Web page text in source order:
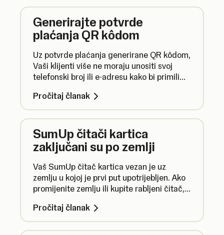
Generirajte potvrde
plaćanja QR kôdom
Uz potvrde plaćanja generirane QR kôdom,
Vaši klijenti više ne moraju unositi svoj
telefonski broj ili e-adresu kako bi primili
jednostavno skenirati QR kôd.
Pročitaj članak
SumUp čitači kartica
zaključani su po zemlji
Vaš SumUp čitač kartica vezan je uz
zemlju u kojoj je prvi put upotrijebljen. Ako
promijenite zemlju ili kupite rabljeni čitač,
računom.
Pročitaj članak